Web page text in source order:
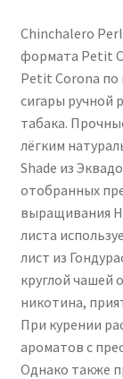
Chinchalero
формата Petit
Petit Corona по
сигары ручной
табака.
лёгким
Shade из
отобранных
выращивания
листа
лист из
круглой чашей
никотина,
При курении
ароматов с
Однако также